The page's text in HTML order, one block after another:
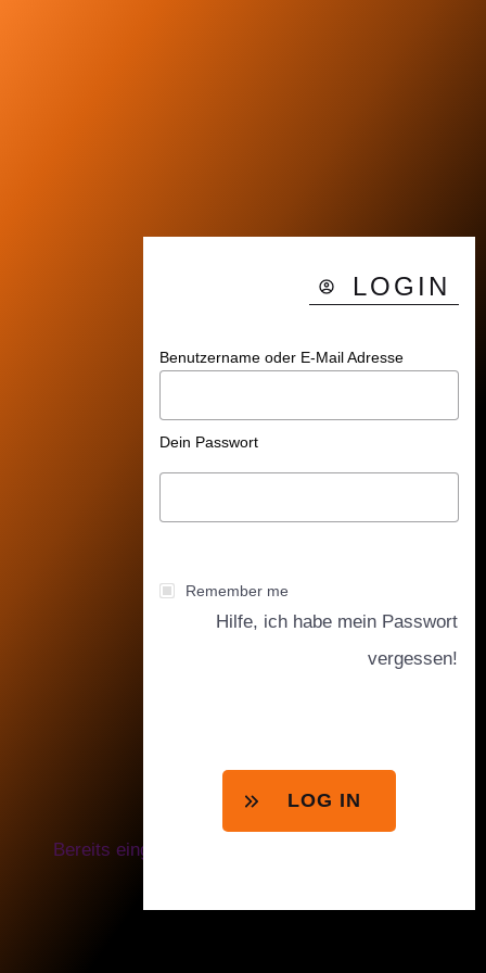
LOGIN
Benutzername oder E-Mail Adresse
Dein Passwort
Remember me
Hilfe, ich habe mein Passwort
vergessen!
LOG IN
Bereits eingeloggt? Direkt zum Memberbereich